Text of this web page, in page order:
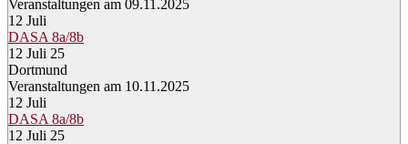
Veranstaltungen am 09.11.2025
12 Juli
DASA 8a/8b
12 Juli 25
Dortmund
Veranstaltungen am 10.11.2025
12 Juli
DASA 8a/8b
12 Juli 25